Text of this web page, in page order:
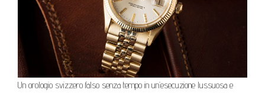
Un orologio svizzero falso senza tempo in un’esecuzione lussuosa e